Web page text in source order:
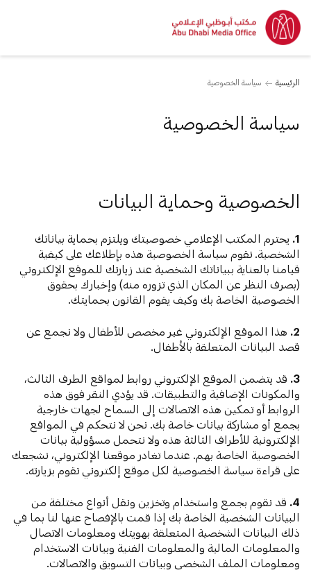
الرئيسية سياسة الخصوصية
سياسة الخصوصية
الخصوصية وحماية البيانات
1. يحترم المكتب الإعلامي خصوصيتك ويلتزم بحماية بياناتك
الشخصية. تقوم سياسة الخصوصية هذه بإطلاعك على كيفية
قيامنا بالعناية ببياناتك الشخصية عند زيارتك للموقع الإلكتروني
(بصرف النظر عن المكان الذي تزوره منه) وإخبارك بحقوق
الخصوصية الخاصة بك وكيف يقوم القانون بحمايتك.
2. هذا الموقع الإلكتروني غير مخصص للأطفال ولا نجمع عن
قصد البيانات المتعلقة بالأطفال.
3. قد يتضمن الموقع الإلكتروني روابط لمواقع الطرف الثالث،
والمكونات الإضافية والتطبيقات. قد يؤدي النقر فوق هذه
الروابط أو تمكين هذه الاتصالات إلى السماح لجهات خارجية
بجمع أو مشاركة بيانات خاصة بك. نحن لا نتحكم في المواقع
الإلكترونية للأطراف الثالثة هذه ولا نتحمل مسؤولية بيانات
الخصوصية الخاصة بهم. عندما تغادر موقعنا الإلكتروني، نشجعك
على قراءة سياسة الخصوصية لكل موقع إلكتروني تقوم بزيارته.
4. قد نقوم بجمع واستخدام وتخزين ونقل أنواع مختلفة من
البيانات الشخصية الخاصة بك إذا قمت بالإفصاح عنها لنا بما في
ذلك البيانات الشخصية المتعلقة بهويتك ومعلومات الاتصال
والمعلومات المالية والمعلومات الفنية وبيانات الاستخدام
ومعلومات الملف الشخصي وبيانات التسويق والاتصالات.